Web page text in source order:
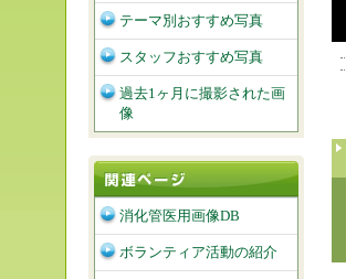
テーマ別おすすめ写真
スタッフおすすめ写真
過去1ヶ月に撮影された画
像
消化管医用画像DB
ボランティア活動の紹介